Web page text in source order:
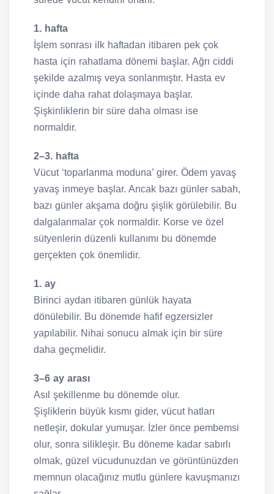
1. hafta
İşlem sonrası ilk haftadan itibaren pek çok
hasta için rahatlama dönemi başlar. Ağrı ciddi
şekilde azalmış veya sonlanmıştır. Hasta ev
içinde daha rahat dolaşmaya başlar.
Şişkinliklerin bir süre daha olması ise
normaldir.
2–3. hafta
Vücut ‘toparlanma moduna’ girer. Ödem yavaş
yavaş inmeye başlar. Ancak bazı günler sabah,
bazı günler akşama doğru şişlik görülebilir. Bu
dalgalanmalar çok normaldir. Korse ve özel
sütyenlerin düzenli kullanımı bu dönemde
gerçekten çok önemlidir.
1. ay
Birinci aydan itibaren günlük hayata
dönülebilir. Bu dönemde hafif egzersizler
yapılabilir. Nihai sonucu almak için bir süre
daha geçmelidir.
3–6 ay arası
Asıl şekillenme bu dönemde olur.
Şişliklerin büyük kısmı gider, vücut hatları
netleşir, dokular yumuşar. İzler önce pembemsi
olur, sonra silikleşir. Bu döneme kadar sabırlı
olmak, güzel vücudunuzdan ve görüntünüzden
memnun olacağınız mutlu günlere kavuşmanızı